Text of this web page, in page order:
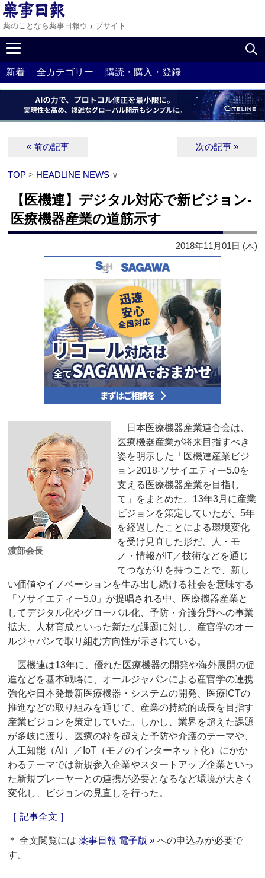
薬のことなら薬事日報ウェブサイト
新着 全カテゴリー 購読・購入・登録
« 前の記事 次の記事 »
TOP > HEADLINE NEWS ∨
【医機連】デジタル対応で新ビジョン‐
医療機器産業の道筋示す
2018年11月01日 (木)
渡部会長
日本医療機器産業連合会は、
医療機器産業が将来目指すべき
姿を明示した「医機連産業ビジ
ョン2018-ソサイエティー5.0を
支える医療機器産業を目指し
て」をまとめた。13年3月に産業
ビジョンを策定していたが、5年
を経過したことによる環境変化
を受け見直した形だ。人・モ
ノ・情報がIT／技術などを通じ
てつながりを持つことで、新し
い価値やイノベーションを生み出し続ける社会を意味する
「ソサイエティー5.0」が提唱される中、医療機器産業と
してデジタル化やグローバル化、予防・介護分野への事業
拡大、人材育成といった新たな課題に対し、産官学のオー
ルジャパンで取り組む方向性が示されている。
医機連は13年に、優れた医療機器の開発や海外展開の促
進などを基本戦略に、オールジャパンによる産官学の連携
強化や日本発最新医療機器・システムの開発、医療ICTの
推進などの取り組みを通じて、産業の持続的成長を目指す
産業ビジョンを策定していた。しかし、業界を超えた課題
が多岐に渡り、医療の枠を超えた予防や介護のテーマや、
人工知能（AI）／IoT（モノのインターネット化）にかか
わるテーマでは新規参入企業やスタートアップ企業といっ
た新規プレーヤーとの連携が必要となるなど環境が大きく
変化し、ビジョンの見直しを行った。
［ 記事全文 ］
＊ 全文閲覧には薬事日報 電子版 » への申込みが必要で
す。